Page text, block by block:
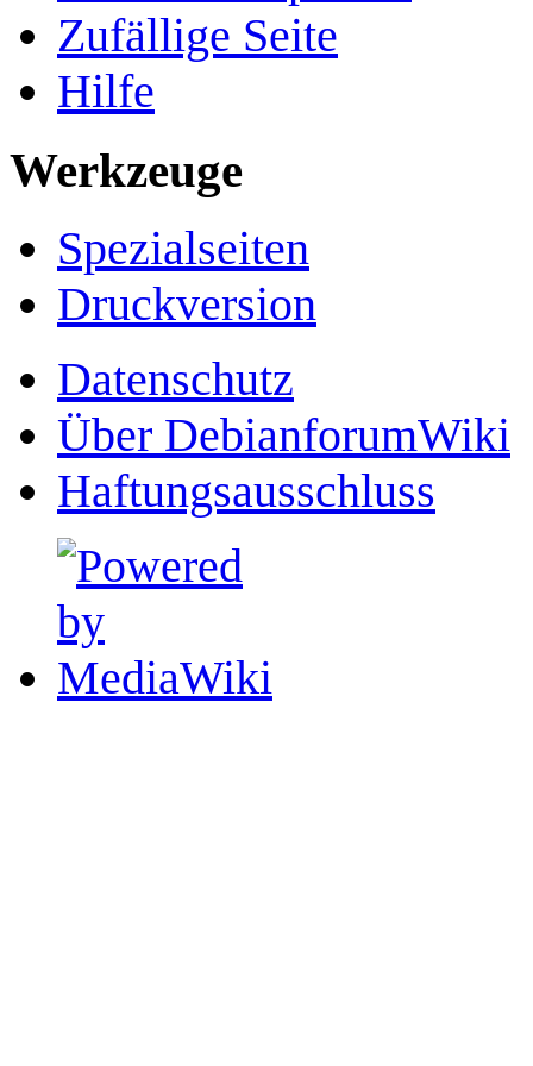
Zufällige Seite
Hilfe
Werkzeuge
Spezialseiten
Druckversion
Datenschutz
Über DebianforumWiki
Haftungsausschluss